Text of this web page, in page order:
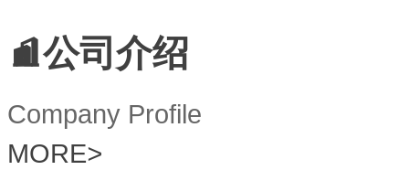
公司介绍
Company Profile
MORE>